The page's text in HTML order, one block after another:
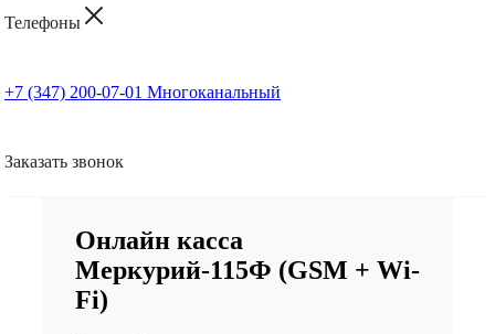
Телефоны
+7 (347) 200-07-01 Многоканальный
Заказать звонок
Онлайн касса
Меркурий-115Ф (GSM + Wi-
Fi)